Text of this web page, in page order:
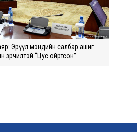
Эрүүл мэндийн салбар ашиг
зөрчилтэй “Цус ойртсон”